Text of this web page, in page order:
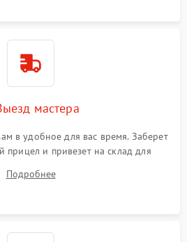
мастера
в удобное для вас время. Заберет
прицел и привезет на склад для
Подробнее